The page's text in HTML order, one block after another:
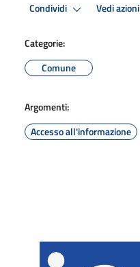
Condividi Vedi azioni
Categorie:
Comune
Argomenti:
Accesso all'informazione